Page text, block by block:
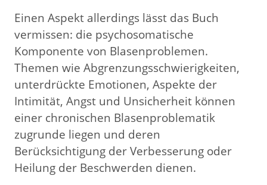
Einen Aspekt allerdings lässt das Buch
vermissen: die psychosomatische
Komponente von Blasenproblemen.
Themen wie Abgrenzungsschwierigkeiten,
unterdrückte Emotionen, Aspekte der
Intimität, Angst und Unsicherheit können
einer chronischen Blasenproblematik
zugrunde liegen und deren
Berücksichtigung der Verbesserung oder
Heilung der Beschwerden dienen.